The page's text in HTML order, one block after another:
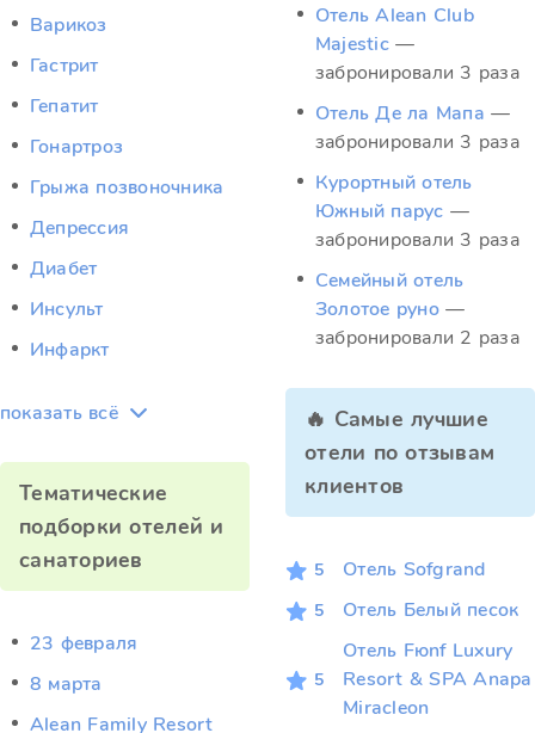
Варикоз
Гастрит
Гепатит
Гонартроз
Грыжа позвоночника
Депрессия
Диабет
Инсульт
Инфаркт
показать всё
Тематические
подборки отелей и
санаториев
23 февраля
8 марта
Alean Family Resort
Отель Alean Club
Majestic —
забронировали 3 раза
Отель Де ла Мапа —
забронировали 3 раза
Курортный отель
Южный парус —
забронировали 3 раза
Семейный отель
Золотое руно —
забронировали 2 раза
🔥 Самые лучшие
отели по отзывам
клиентов
5 Отель Sofgrand
5 Отель Белый песок
5
Отель Fюnf Luxury
Resort & SPA Anapa
Miracleon